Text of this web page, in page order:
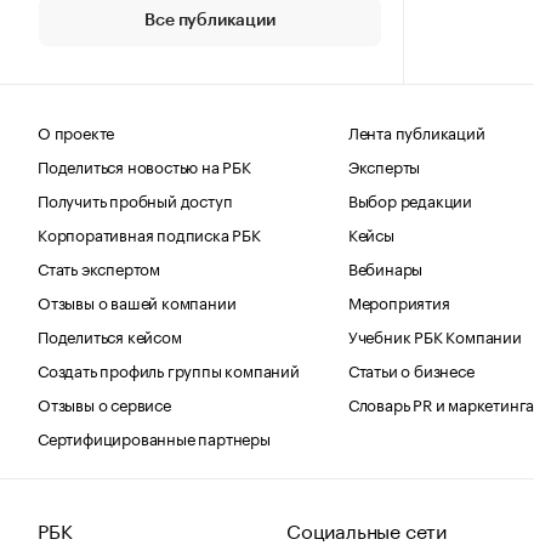
Все публикации
О проекте
Поделиться новостью на РБК
Получить пробный доступ
Корпоративная подписка РБК
Стать экспертом
Отзывы о вашей компании
Поделиться кейсом
Создать профиль группы компаний
Отзывы о сервисе
Сертифицированные партнеры
Лента публикаций
Эксперты
Выбор редакции
Кейсы
Вебинары
Мероприятия
Учебник РБК Компании
Статьи о бизнесе
Словарь PR и маркетинга
РБК Социальные сети